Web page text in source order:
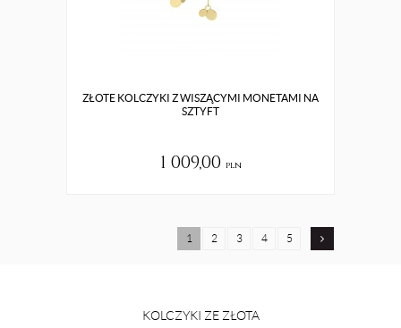
ZŁOTE KOLCZYKI Z WISZĄCYMI MONETAMI NA
SZTYFT
1 009,00 pln
1 2 3 4 5
KOLCZYKI ZE ZŁOTA